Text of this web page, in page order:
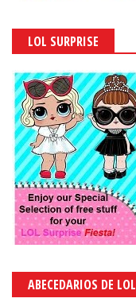
LOL SURPRISE
ABECEDARIOS DE